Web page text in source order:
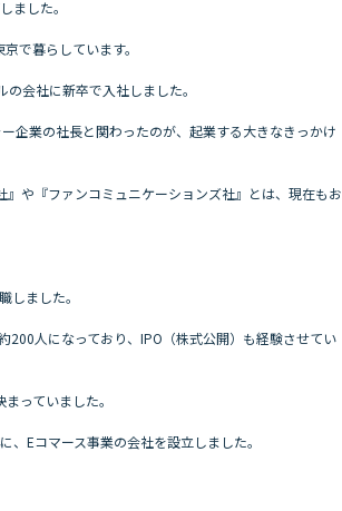
ました。
で暮らしています。
会社に新卒で入社しました。
企業の社長と関わったのが、起業する大きなきっかけ
や『ファンコミュニケーションズ社』とは、現在もお
しました。
人になっており、IPO（株式公開）も経験させてい
っていました。
Eコマース事業の会社を設立しました。